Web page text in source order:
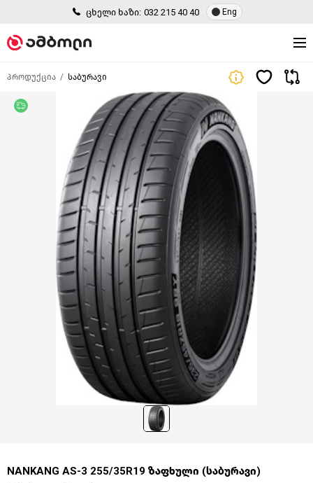
ცხელი ხაზი: 032 215 40 40 Eng
პროდუქცია საბურავი
NANKANG AS-3 255/35R19 ზაფხული (საბურავი)